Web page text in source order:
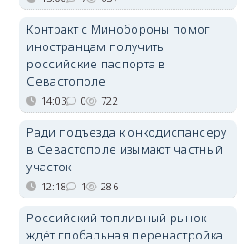
Контракт с Минобороны помог
иностранцам получить
российские паспорта в
Севастополе
14:03 0 722
Ради подъезда к онкодиспансеру
в Севастополе изымают частный
участок
12:18 1 286
Российский топливный рынок
ждёт глобальная перенастройка